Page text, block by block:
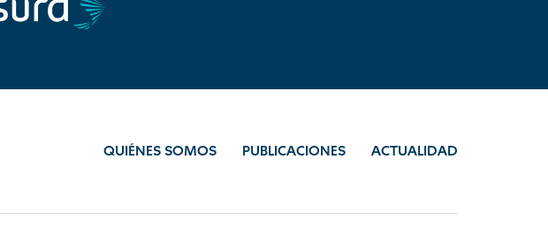
QUIÉNES SOMOS PUBLICACIONES ACTUALIDAD